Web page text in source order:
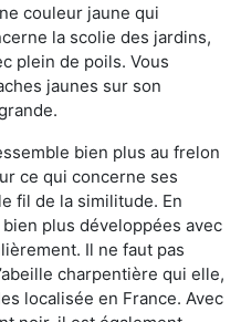
couleur jaune qui
la scolie des jardins,
plein de poils. Vous
jaunes sur son
bien plus au frelon
ce qui concerne ses
fil de la similitude. En
plus développées avec
Il ne faut pas
charpentière qui elle,
localisée en France. Avec